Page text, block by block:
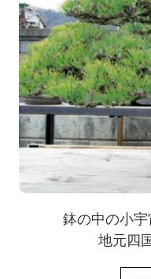
鉢の中の小
地元四